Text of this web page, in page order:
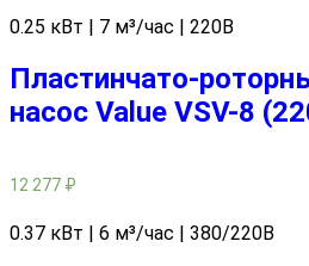
0.25 кВт | 7 м³/час | 220В
Пластинчато-
насос Value VSV-8
12 277 ₽
0.37 кВт | 6 м³/час | 380/220В